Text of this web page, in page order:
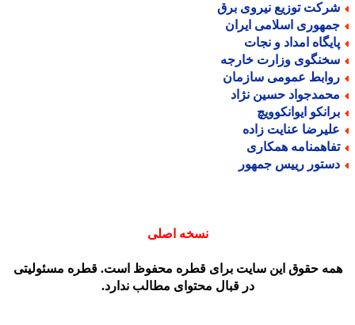
توزیع نیروی برق
اسلامی ایران
امداد و نجات
وزارت خارجه
عمومی سازمان
حسین نژاد
ایوانکوویچ
عنایت زاده
همکاری
رییس جمهور
نسخه اصلی
حقوق این سایت برای قطره محفوظ است. قطره مسئولیتی
در قبال محتوای مطالب ندارد.